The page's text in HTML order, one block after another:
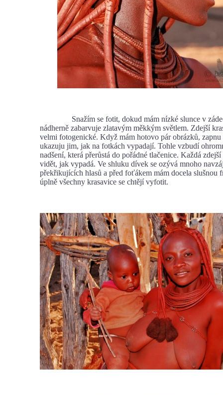
Snažím se fotit, dokud mám nízké slunce v
nádherně zabarvuje zlatavým měkkým světlem. Zdejší
velmi fotogenické. Když mám hotovo pár obrázků, zapnu
ukazuju jim, jak na fotkách vypadají. Tohle vzbudí
nadšení, která přerůstá do pořádné tlačenice. Každá
vidět, jak vypadá. Ve shluku dívek se ozývá mnoho
překřikujících hlasů a před foťákem mám docela slušnou
úplně všechny krasavice se chtějí vyfotit.